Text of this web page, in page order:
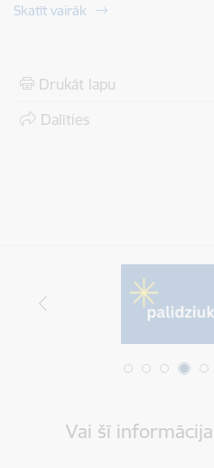
Skatīt vairāk
Drukāt lapu
Dalīties
Vai šī